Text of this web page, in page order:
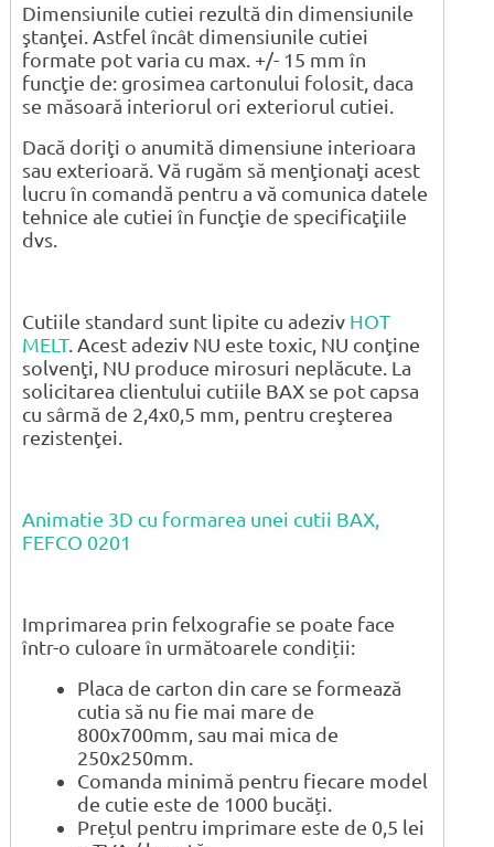
Dimensiunile cutiei rezultă din dimensiunile
ştanţei. Astfel încât dimensiunile cutiei
formate pot varia cu max. +/- 15 mm în
funcţie de: grosimea cartonului folosit, daca
se măsoară interiorul ori exteriorul cutiei.
Dacă doriţi o anumită dimensiune interioara
sau exterioară. Vă rugăm să menţionaţi acest
lucru în comandă pentru a vă comunica datele
tehnice ale cutiei în funcţie de specificaţiile
dvs.
Cutiile standard sunt lipite cu adeziv HOT
MELT. Acest adeziv NU este toxic, NU conţine
solvenţi, NU produce mirosuri neplăcute. La
solicitarea clientului cutiile BAX se pot capsa
cu sârmă de 2,4x0,5 mm, pentru creşterea
rezistenţei.
Animatie 3D cu formarea unei cutii BAX,
FEFCO 0201
Imprimarea prin felxografie se poate face
într-o culoare în următoarele condiții:
Placa de carton din care se formează
cutia să nu fie mai mare de
800x700mm, sau mai mica de
250x250mm.
Comanda minimă pentru fiecare model
de cutie este de 1000 bucăți.
Prețul pentru imprimare este de 0,5 lei